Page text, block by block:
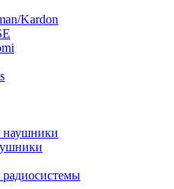
Kardon
наушники